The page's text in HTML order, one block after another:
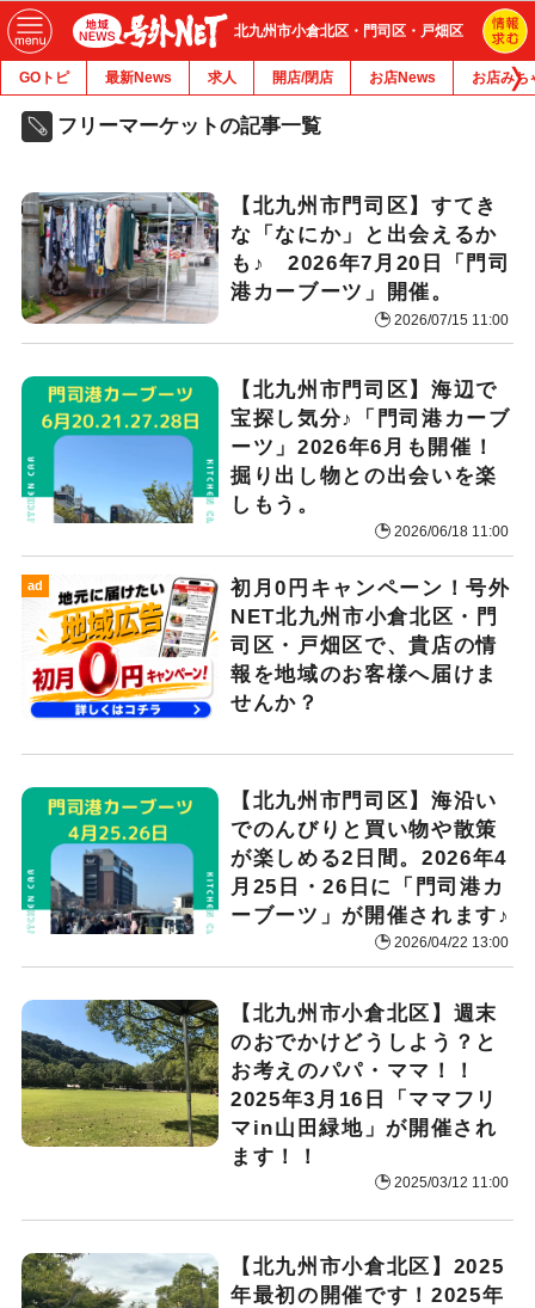
北九州市小倉北区・門司区・戸畑区
GOトピ 最新News 求人 開店/閉店 お店News お店みち
フリーマーケットの記事一覧
【北九州市門司区】すてき
な「なにか」と出会えるか
も♪ 2026年7月20日「門司
港カーブーツ」開催。
2026/07/15 11:00
【北九州市門司区】海辺で
宝探し気分♪「門司港カーブ
ーツ」2026年6月も開催！
掘り出し物との出会いを楽
しもう。
2026/06/18 11:00
ad
初月0円キャンペーン！号外
NET北九州市小倉北区・門
司区・戸畑区で、貴店の情
報を地域のお客様へ届けま
せんか？
【北九州市門司区】海沿い
でのんびりと買い物や散策
が楽しめる2日間。2026年4
月25日・26日に「門司港カ
ーブーツ」が開催されます♪
2026/04/22 13:00
【北九州市小倉北区】週末
のおでかけどうしよう？と
お考えのパパ・ママ！！
2025年3月16日「ママフリ
マin山田緑地」が開催され
ます！！
2025/03/12 11:00
【北九州市小倉北区】2025
年最初の開催です！2025年